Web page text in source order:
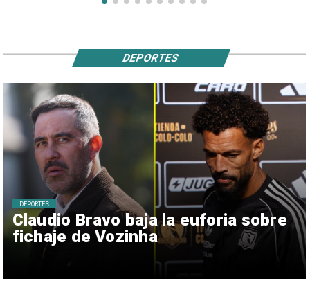
Claudio Bravo baja la euforia sobre
fichaje de Vozinha
DEPORTES
DEPORTES